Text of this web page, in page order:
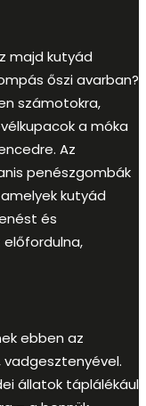
majd kutyád
őszi avarban?
számotokra,
a móka
Az
penészgombák
kutyád
és
ebben az
vadgesztenyével.
állatok táplálékául